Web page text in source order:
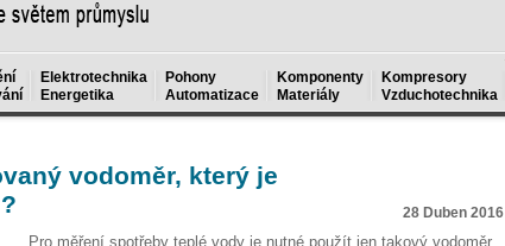
Elektrotechnika
Energetika
Pohony
Automatizace
Komponenty
Materiály
Kompresory
Vzduchotechnika
vodoměr, který je
28 Duben 2016
Pro měření spotřeby teplé vody je nutné použít jen takový vodoměr,